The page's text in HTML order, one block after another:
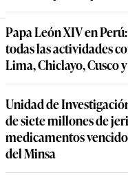
Papa León XIV en
todas las actividades
Lima, Chiclayo, Cusco
Unidad de
de siete millones de
medicamentos
del Minsa